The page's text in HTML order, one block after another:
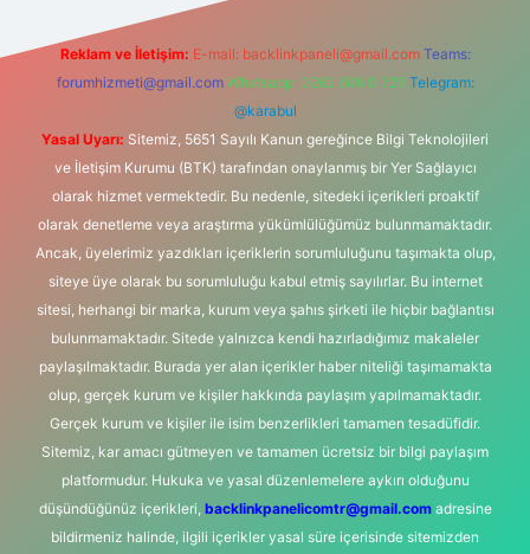
Reklam ve İletişim: E-mail: backlinkpaneli@gmail.com Teams:
forumhizmeti@gmail.com Whatsapp: 0262 606 0 726 Telegram:
@karabul
Yasal Uyarı: Sitemiz, 5651 Sayılı Kanun gereğince Bilgi Teknolojileri
ve İletişim Kurumu (BTK) tarafından onaylanmış bir Yer Sağlayıcı
olarak hizmet vermektedir. Bu nedenle, sitedeki içerikleri proaktif
olarak denetleme veya araştırma yükümlülüğümüz bulunmamaktadır.
Ancak, üyelerimiz yazdıkları içeriklerin sorumluluğunu taşımakta olup,
siteye üye olarak bu sorumluluğu kabul etmiş sayılırlar. Bu internet
sitesi, herhangi bir marka, kurum veya şahıs şirketi ile hiçbir bağlantısı
bulunmamaktadır. Sitede yalnızca kendi hazırladığımız makaleler
paylaşılmaktadır. Burada yer alan içerikler haber niteliği taşımamakta
olup, gerçek kurum ve kişiler hakkında paylaşım yapılmamaktadır.
Gerçek kurum ve kişiler ile isim benzerlikleri tamamen tesadüfidir.
Sitemiz, kar amacı gütmeyen ve tamamen ücretsiz bir bilgi paylaşım
platformudur. Hukuka ve yasal düzenlemelere aykırı olduğunu
düşündüğünüz içerikleri, backlinkpanelicomtr@gmail.comadresine
bildirmeniz halinde, ilgili içerikler yasal süre içerisinde sitemizden